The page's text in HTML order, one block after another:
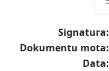
Signatura:
Dokumentu mota:
Data: